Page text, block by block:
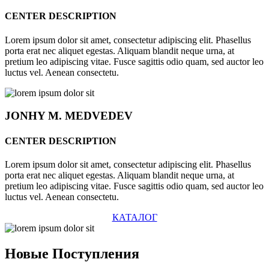
CENTER DESCRIPTION
Lorem ipsum dolor sit amet, consectetur adipiscing elit. Phasellus
porta erat nec aliquet egestas. Aliquam blandit neque urna, at
pretium leo adipiscing vitae. Fusce sagittis odio quam, sed auctor leo
luctus vel. Aenean consectetu.
JONHYM. MEDVEDEV
CENTER DESCRIPTION
Lorem ipsum dolor sit amet, consectetur adipiscing elit. Phasellus
porta erat nec aliquet egestas. Aliquam blandit neque urna, at
pretium leo adipiscing vitae. Fusce sagittis odio quam, sed auctor leo
luctus vel. Aenean consectetu.
КАТАЛОГ
Новые Поступления